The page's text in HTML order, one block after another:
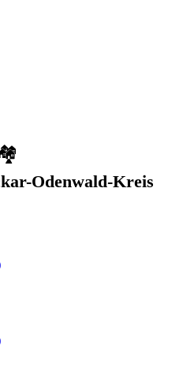
Odenwald-Kreis